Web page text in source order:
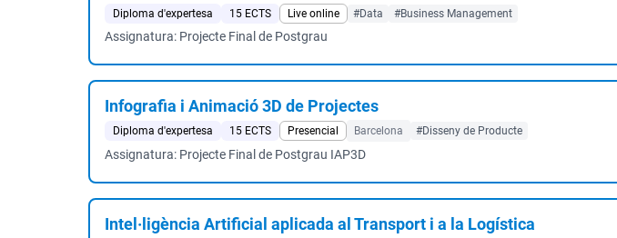
Diploma d'expertesa 15 ECTS Live online #Data #Business Management
Assignatura: Projecte Final de Postgrau
Infografia i Animació 3D de Projectes
Diploma d'expertesa 15 ECTS Presencial Barcelona #Disseny de Producte
Assignatura: Projecte Final de Postgrau IAP3D
Intel·ligència Artificial aplicada al Transport i a la Logística